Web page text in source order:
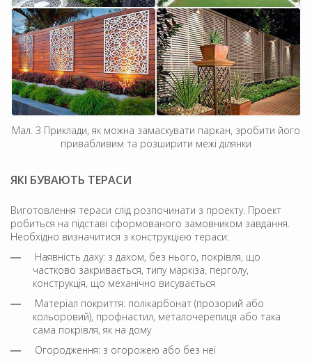
Мал. 3 Приклади, як можна замаскувати паркан, зробити його
привабливим та розширити межі ділянки
ЯКІ БУВАЮТЬ ТЕРАСИ
Виготовлення тераси слід розпочинати з проекту. Проект
робиться на підставі сформованого замовником завдання.
Необхідно визначитися з конструкцією тераси:
Наявність даху: з дахом, без нього, покрівля, що
частково закривається, типу маркіза, перголу,
конструкція, що механічно висувається
Матеріал покриття: полікарбонат (прозорий або
кольоровий), профнастил, металочерепиця або така
сама покрівля, як на дому
Огородження: з огорожею або без неї